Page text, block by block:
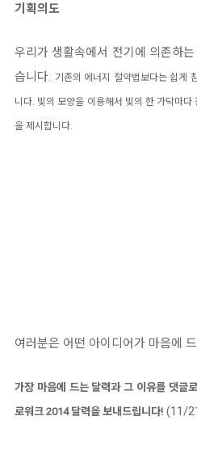
기획의도
우리가 생활속에서 전기에 의존하
습니다. 기존의 에너지 절약법보다는 쉽게
니다. 빛의 모양을 이용해서 빛의 한 가닥마
을 제시합니다.
여러분은 어떤 아이디어가 마음에
가장 마음에 드는 달력과 그 이유를 댓글
로워크 2014 달력을 보내드립니다! (11/